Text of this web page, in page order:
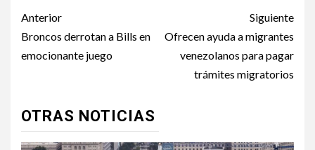
Post
navigation
Anterior
Broncos derrotan a Bills en
emocionante juego
Siguiente
Ofrecen ayuda a migrantes
venezolanos para pagar
trámites migratorios
OTRAS NOTICIAS